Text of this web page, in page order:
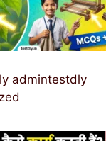
admintestdly